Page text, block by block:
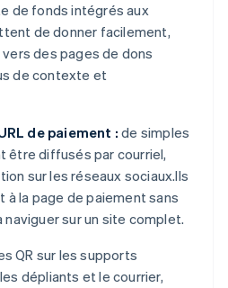
de fonds intégrés aux
de donner facilement,
des pages de dons
de contexte et
de paiement : de simples
être diffusés par courriel,
sur les réseaux sociaux.Ils
la page de paiement sans
naviguer sur un site complet.
QR sur les supports
dépliants et le courrier,